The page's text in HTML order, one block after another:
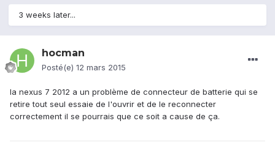
3 weeks later...
hocman
Posté(e) 12 mars 2015
la nexus 7 2012 a un problème de connecteur de batterie qui se
retire tout seul essaie de l'ouvrir et de le reconnecter
correctement il se pourrais que ce soit a cause de ça.